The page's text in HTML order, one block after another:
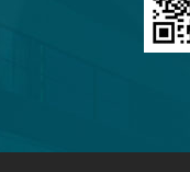
距